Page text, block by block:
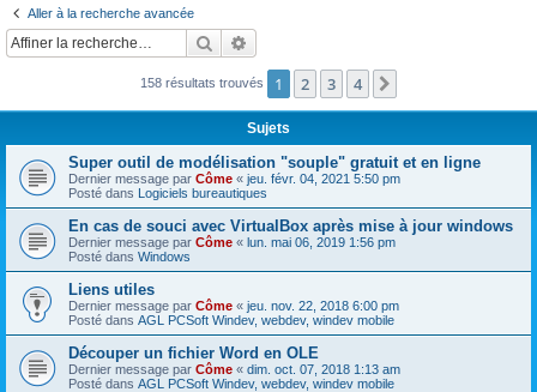
c
Aller à la recherche avancée
Rechercher
158 résultats trouvés 1 2 3 4
Sujets
Super outil de modélisation "souple" gratuit et en ligne
Dernier message par Côme « jeu. févr. 04, 2021 5:50 pm
Posté dans Logiciels bureautiques
En cas de souci avec VirtualBox après mise à jour windows
Dernier message par Côme « lun. mai 06, 2019 1:56 pm
Posté dans Windows
Liens utiles
Dernier message par Côme « jeu. nov. 22, 2018 6:00 pm
Posté dans AGL PCSoft Windev, webdev, windev mobile
Découper un fichier Word en OLE
Dernier message par Côme « dim. oct. 07, 2018 1:13 am
Posté dans AGL PCSoft Windev, webdev, windev mobile